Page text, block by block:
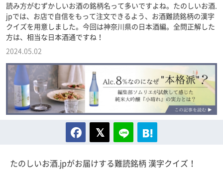
読み方がむずかしいお酒の銘柄名って多いですよね。たのしいお酒.
jpでは、お店で自信をもって注文できるよう、お酒難読銘柄の漢字
クイズを用意しました。今回は神奈川県の日本酒編。全問正解した
方は、相当な日本酒通ですね！
2024.05.02
たのしいお酒.jpがお届けする難読銘柄 漢字クイズ！